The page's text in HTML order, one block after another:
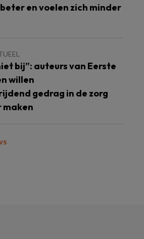
en voelen zich minder
bij”: auteurs van Eerste
willen
gedrag in de zorg
maken